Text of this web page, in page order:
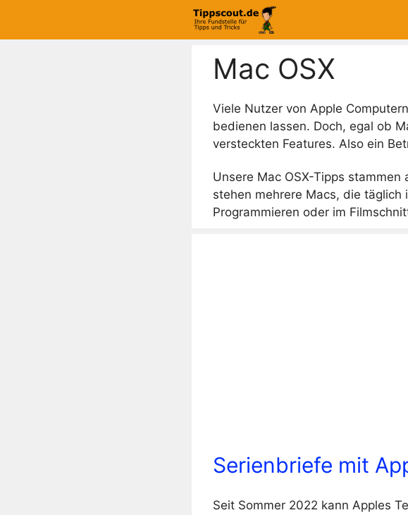
springen
Mac OSX
Viele Nutzer von Apple
bedienen lassen. Doch, egal ob
versteckten Features. Also ein
Unsere Mac OSX-Tipps
stehen mehrere Macs, die täglich
Programmieren oder im
Serienbriefe mit
Seit Sommer 2022 kann Apples